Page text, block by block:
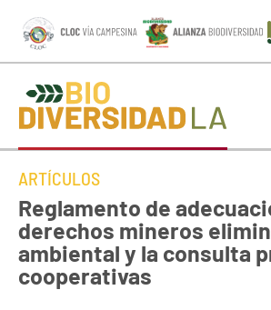
ARTÍCULOS
Reglamento de
derechos mineros
ambiental y la consulta
cooperativas